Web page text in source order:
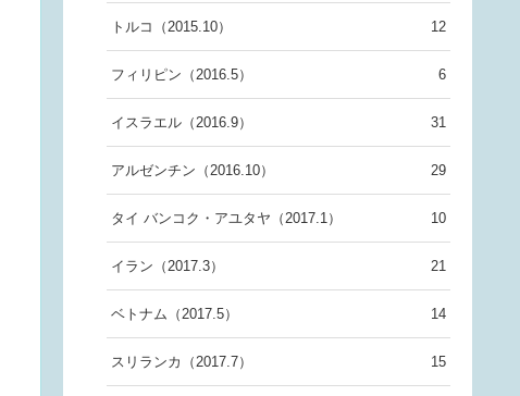
トルコ（2015.10） 12
フィリピン（2016.5） 6
イスラエル（2016.9） 31
アルゼンチン（2016.10） 29
タイ バンコク・アユタヤ（2017.1） 10
イラン（2017.3） 21
ベトナム（2017.5） 14
スリランカ（2017.7） 15